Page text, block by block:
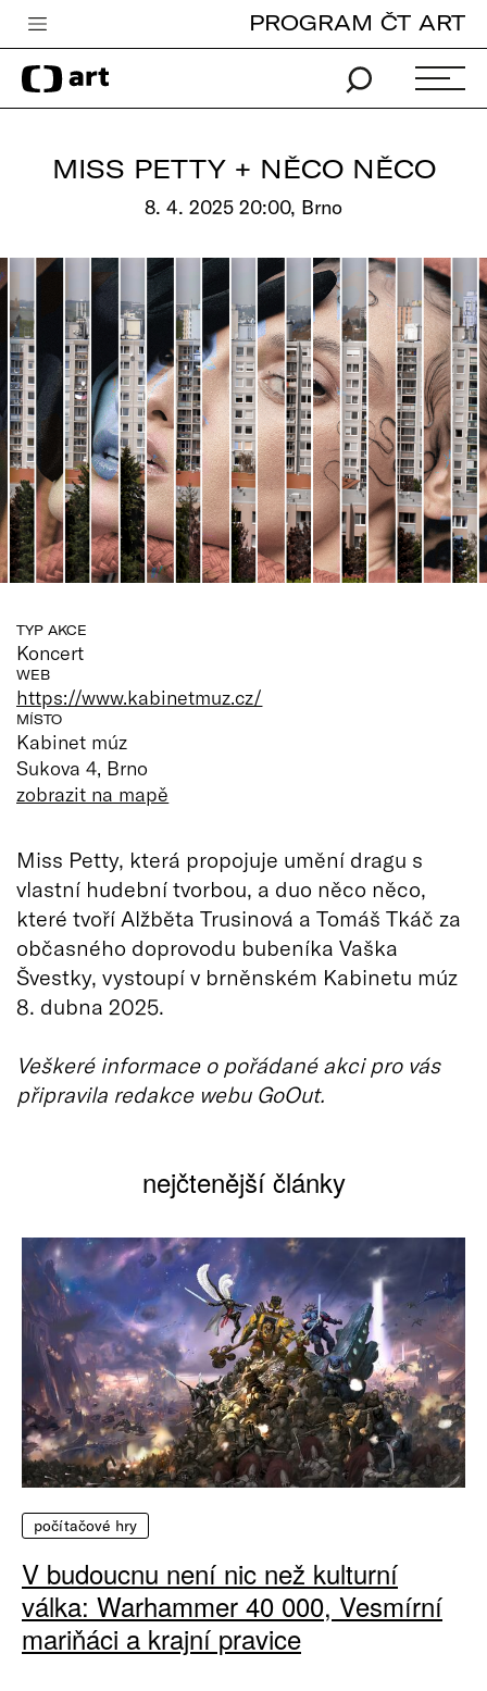
Česká televize
Zpravodajství
Pro děti
edu
Vše o ČT
PROGRAM ČT ART
MISS PETTY + NĚCO NĚCO
8. 4. 2025 20:00, Brno
TYP AKCE
Koncert
WEB
https://www.kabinetmuz.cz/
MÍSTO
Kabinet múz
Sukova 4, Brno
zobrazit na mapě
Miss Petty, která propojuje umění dragu s
vlastní hudební tvorbou, a duo něco něco,
které tvoří Alžběta Trusinová a Tomáš Tkáč za
občasného doprovodu bubeníka Vaška
Švestky, vystoupí v brněnském Kabinetu múz
8. dubna 2025.
Veškeré informace o pořádané akci pro vás
připravila redakce webu GoOut.
nejčtenější články
počítačové hry
V budoucnu není nic než kulturní
válka: Warhammer 40 000, Vesmírní
mariňáci a krajní pravice